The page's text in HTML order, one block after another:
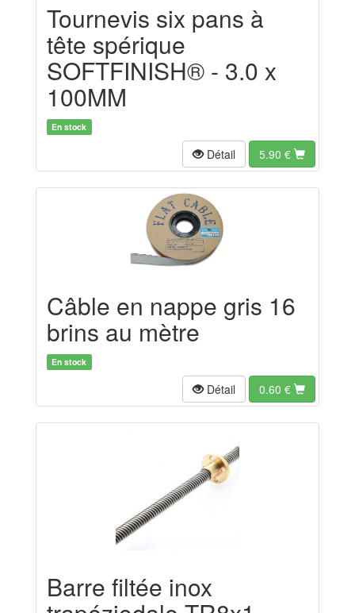
Tournevis six pans à
tête spérique
SOFTFINISH® - 3.0 x
100MM
En stock
Détail 5.90 €
Câble en nappe gris 16
brins au mètre
En stock
Détail 0.60 €
Barre filtée inox